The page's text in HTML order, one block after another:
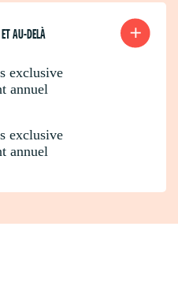
ET AU-DELÀ
exclusive
annuel
exclusive
annuel